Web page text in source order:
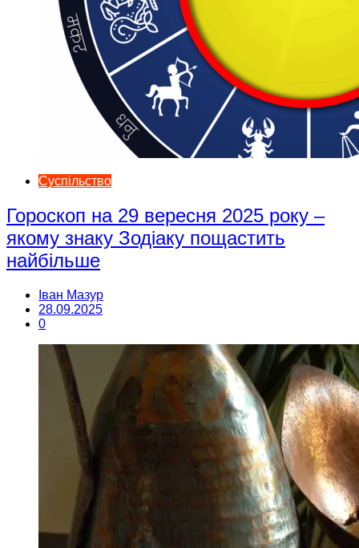
Суспільство
Гороскоп на 29 вересня 2025 року –
якому знаку Зодіаку пощастить
найбільше
Іван Мазур
28.09.2025
0